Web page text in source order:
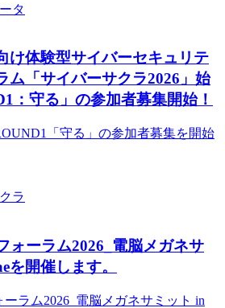
タ
け体験型サイバーセキュリテ
ム「サイバーサクラ2026」始
：守る」の参加者募集開始！
「守る」の参加者募集を開始
ラ
ォーラム2026_電脳メガネサ
を開催します。
ラム2026_電脳メガネサミット in